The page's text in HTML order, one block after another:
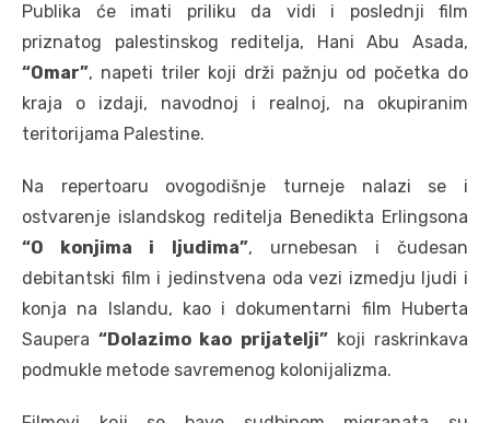
Publika će imati priliku da vidi i poslednji film
priznatog palestinskog reditelja, Hani Abu Asada,
“Omar”, napeti triler koji drži pažnju od početka do
kraja o izdaji, navodnoj i realnoj, na okupiranim
teritorijama Palestine.
Na repertoaru ovogodišnje turneje nalazi se i
ostvarenje islandskog reditelja Benedikta Erlingsona
“O konjima i ljudima”, urnebesan i čudesan
debitantski film i jedinstvena oda vezi izmedju ljudi i
konja na Islandu, kao i dokumentarni film Huberta
Saupera“Dolazimo kao prijatelji”koji raskrinkava
podmukle metode savremenog kolonijalizma.